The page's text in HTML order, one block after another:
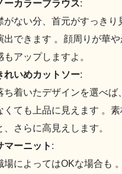
ーカラーブラウス:
がない分、首元がすっきり
出できます 。顔周りが華
もアップしますよ。
れいめカットソー:
ち着いたデザインを選べば
くても上品に見えます 。
、さらに高見えします。
マーニット :
場によってはOKな場合も